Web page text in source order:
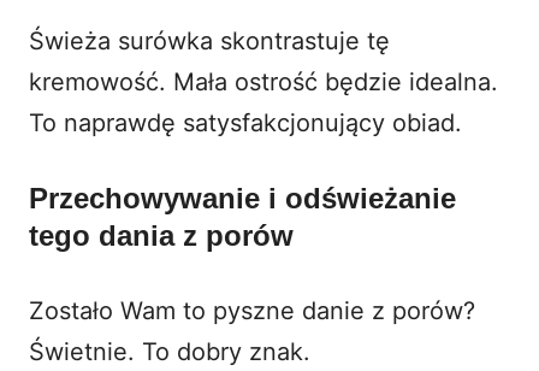
Świeża surówka skontrastuje tę
kremowość. Mała ostrość będzie idealna.
To naprawdę satysfakcjonujący obiad.
Przechowywanie i odświeżanie
tego dania z porów
Zostało Wam to pyszne danie z porów?
Świetnie. To dobry znak.